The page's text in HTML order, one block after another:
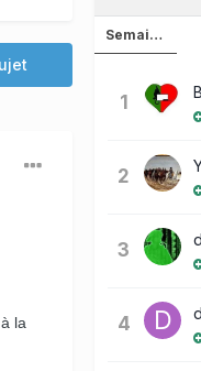
la
Semaine
1
2
3
4